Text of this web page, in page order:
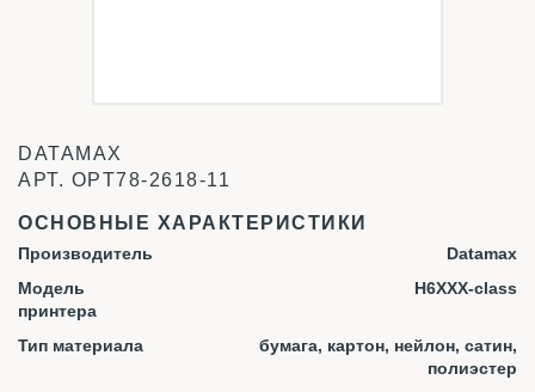
DATAMAX
АРТ. OPT78-2618-11
ОСНОВНЫЕ ХАРАКТЕРИСТИКИ
Производитель
Datamax
Модель
принтера
H6XXX-class
Тип материала
бумага, картон, нейлон, сатин,
полиэстер